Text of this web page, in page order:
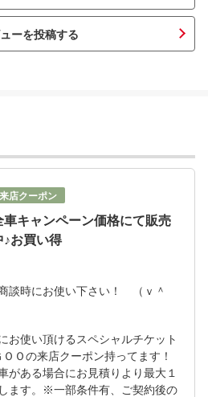
ーを投稿する
来店クーポン
車キャンペーン価格にて販売
♪お買い得
談時にお使い下さい！ （ｖ＾
お使い頂けるスペシャルチケット
Ｏの来店クーポン持ってます！
がある場合にお見積りより最大１
ます。※一部条件有、ご契約後の